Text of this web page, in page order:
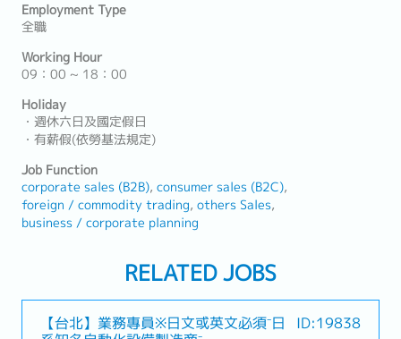
Employment Type
全職
Working Hour
09：00 ~ 18：00
Holiday
・週休六日及國定假日
・有薪假(依勞基法規定)
Job Function
corporate sales (B2B) consumer sales (B2C)
foreign / commodity trading others Sales
business / corporate planning
RELATED JOBS
【台北】業務專員※日文或英文必須⁻日
ID:19838